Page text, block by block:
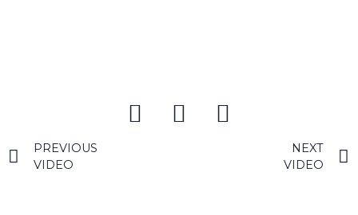
PREVIOUS
VIDEO
NEXT
VIDEO